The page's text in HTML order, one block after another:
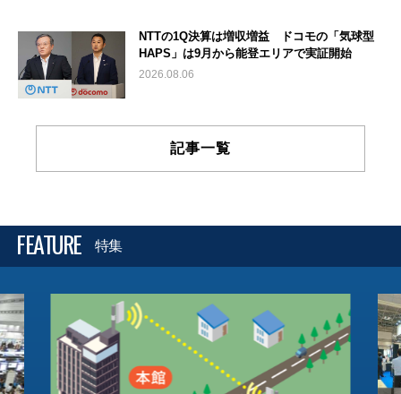
NTTの1Q決算は増収増益 ドコモの「気球型
HAPS」は9月から能登エリアで実証開始
2026.08.06
記事一覧
FEATURE 特集